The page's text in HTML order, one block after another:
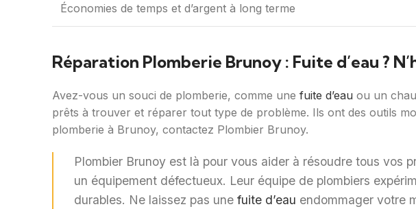
Économies de temps et d’argent à long terme
Réparation Plomberie Brunoy : Fuite d’eau ?
Avez-vous un souci de plomberie, comme une fuite d’eau ou un
prêts à trouver et réparer tout type de problème. Ils ont des outils
plomberie à Brunoy, contactez Plombier Brunoy.
Plombier Brunoy est là pour vous aider à résoudre tous vos
un équipement défectueux. Leur équipe de plombiers
durables. Ne laissez pas une fuite d’eau endommager votre